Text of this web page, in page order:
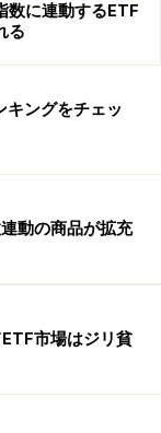
位購入するのに
のものまであ
てるというより
める時の投資先
株の状況をみて
ご確認くださ
おり、特定の金融
。
身の責任において
慮しております
数に連動するETF
る
ングをチェッ
動の商品が拡充
市場はジリ貧